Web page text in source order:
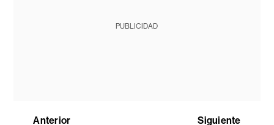
PUBLICIDAD
Anterior Siguiente